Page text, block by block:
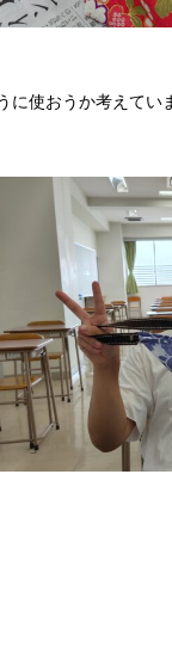
使おうか考えてい